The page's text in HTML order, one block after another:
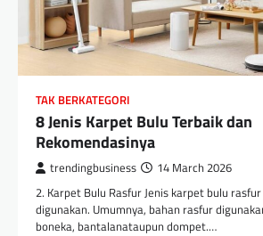
TAK BERKATEGORI
8 Jenis Karpet Bulu Terbaik dan
Rekomendasinya
trendingbusiness 14 March 2026
2. Karpet Bulu Rasfur Jenis karpet bulu
digunakan. Umumnya, bahan rasfur
boneka, bantalanataupun dompet.…